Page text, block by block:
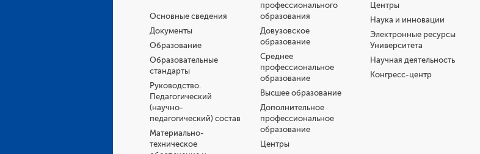
Основные сведения
Документы
Образование
Образовательные
стандарты
Руководство.
Педагогический
(научно-
педагогический) состав
Материально-
техническое
профессионального
образования
Довузовское
образование
Среднее
профессиональное
образование
Высшее образование
Дополнительное
профессиональное
образование
Центры
Центры
Наука и инновации
Электронные ресурсы
Университета
Научная деятельность
Конгресс-центр